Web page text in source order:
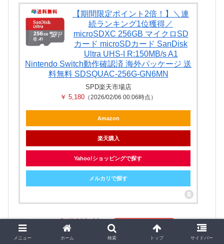
【期間限定ポイント2倍！】＼連
続ランキング1位獲得／
microSDXC 256GB マイクロSD
カード microSDカード SanDisk
Ultra UHS-I R:150MB/s A1
Nintendo Switch動作確認済 海外パッケージ 送
料無料 SDSQUAC-256G-GN6MN
SPD楽天市場店
￥ 5,180 （2026/02/06 00:06時点）
Amazon
楽天購入
Yahoo!ショッピングで探す
メルカリで探す
メニュー ホーム 検索 トップ サイドバー